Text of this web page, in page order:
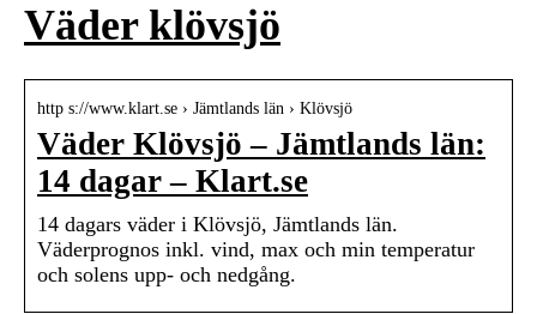
Väder klövsjö
http s://www.klart.se › Jämtlands län › Klövsjö
Väder Klövsjö – Jämtlands län:
14 dagar – Klart.se
14 dagars väder i Klövsjö, Jämtlands län.
Väderprognos inkl. vind, max och min temperatur
och solens upp- och nedgång.